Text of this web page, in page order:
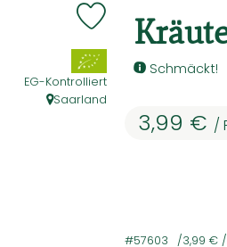
Schmäckt!
3,99 € /
Produkt zu
, Verband:
EG-Kontrolliert
, Herkunft:
Saarland
#57603 3,99 €